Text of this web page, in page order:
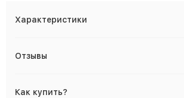
Характеристики
Отзывы
Как купить?